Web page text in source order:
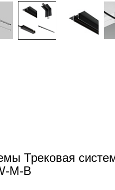
Трековая
M-B